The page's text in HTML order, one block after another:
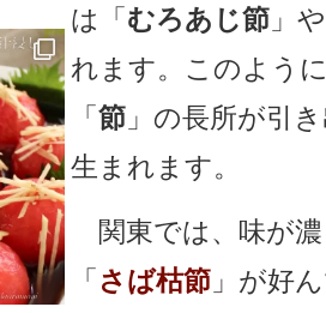
は「むろあじ節 」
れます。このよう
「節 」の長所が引
生まれます。
関東では、味が濃
「 さば枯節 」が好